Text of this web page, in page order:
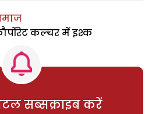
कल्चर में इश्क
सब्सक्राइब करें